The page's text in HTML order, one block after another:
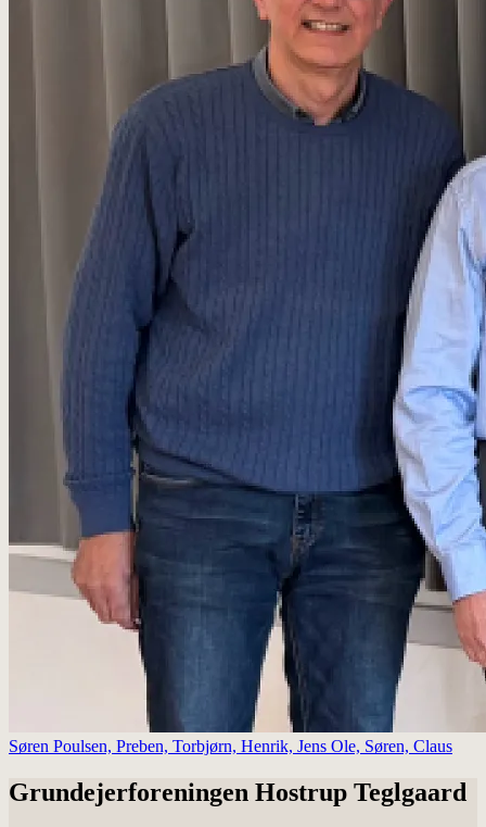
Søren Poulsen, Preben, Torbjørn, Henrik, Jens Ole, Søren, Claus
Grundejerforeningen Hostrup Teglgaard